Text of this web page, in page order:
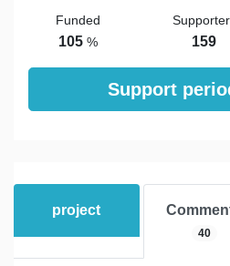
Funded
105 % 159
Support
project
40